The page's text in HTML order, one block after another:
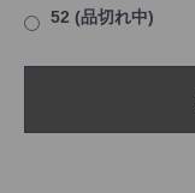
52 (品切れ中)